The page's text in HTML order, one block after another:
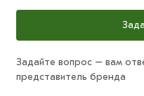
Задайте вопрос – вам
представитель бренда